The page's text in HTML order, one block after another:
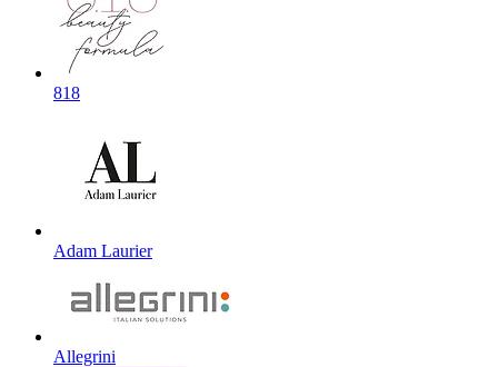
818
Adam Laurier
Allegrini